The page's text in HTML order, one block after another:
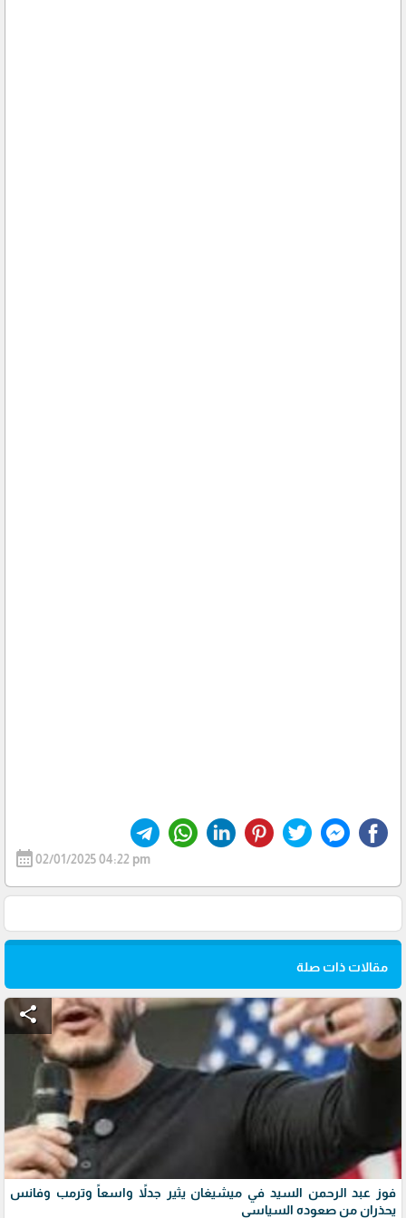
calendar_month02/01/2025 04:22 pm
مقالات ذات صلة
share
فوز عبد الرحمن السيد في ميشيغان يثير جدلاً واسعاً وترمب وفانس
يحذران من صعوده السياسي